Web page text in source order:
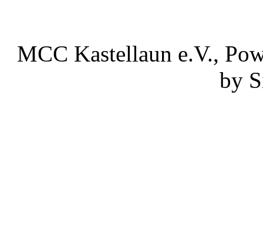
MCC Kastellaun e.V.,
by